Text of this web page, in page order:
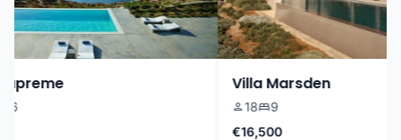
Villa Marsden
18
9
€16,500